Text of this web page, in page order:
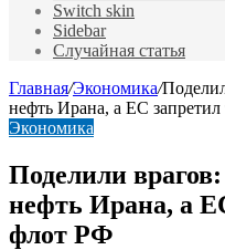
Switch skin
Sidebar
Случайная статья
Главная/Экономика/
нефть Ирана, а ЕС
Экономика
Поделили
нефть Ирана, а
флот РФ